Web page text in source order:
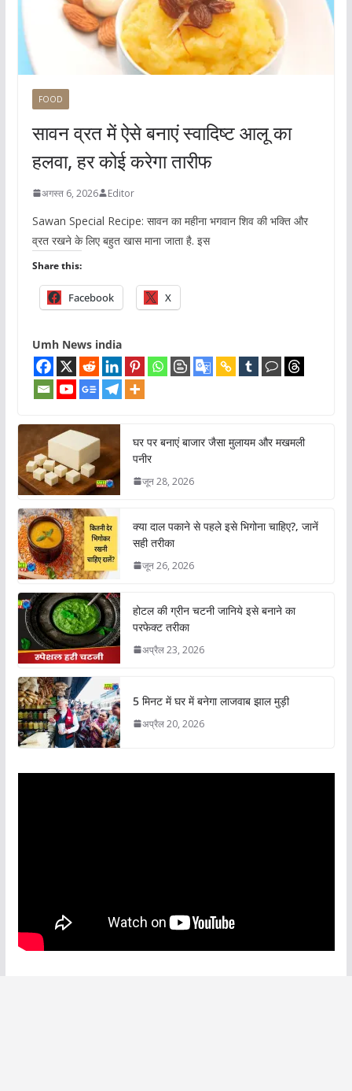
FOOD
सावन व्रत में ऐसे बनाएं स्वादिष्ट आलू का
हलवा, हर कोई करेगा तारीफ
अगस्त 6, 2026 Editor
Sawan Special Recipe: सावन का महीना भगवान शिव की भक्ति और
व्रत रखने के लिए बहुत खास माना जाता है. इस
Share this:
Facebook X
Umh News india
घर पर बनाएं बाजार जैसा मुलायम और मखमली
पनीर
जून 28, 2026
क्या दाल पकाने से पहले इसे भिगोना चाहिए?, जानें
सही तरीका
जून 26, 2026
होटल की ग्रीन चटनी जानिये इसे बनाने का
परफेक्ट तरीका
अप्रैल 23, 2026
5 मिनट में घर में बनेगा लाजवाब झाल मुड़ी
अप्रैल 20, 2026